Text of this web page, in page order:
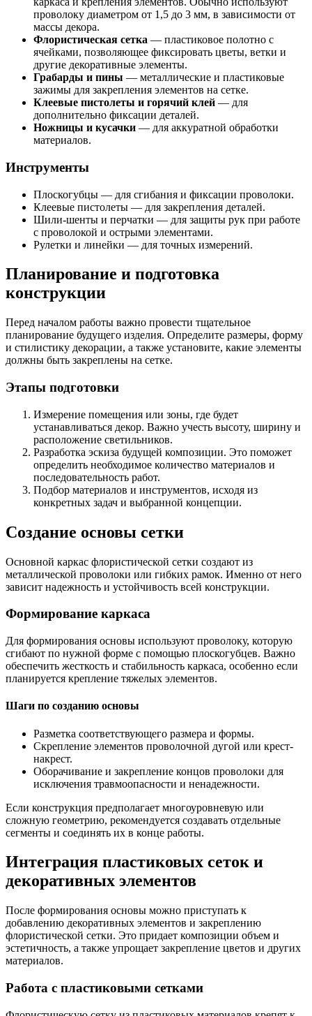
проволоку диаметром от 1,5 до 3 мм, в зависимости от
массы декора.
Флористическая сетка — пластиковое полотно с
ячейками, позволяющее фиксировать цветы, ветки и
другие декоративные элементы.
Грабарды и пины — металлические и пластиковые
зажимы для закрепления элементов на сетке.
Клеевые пистолеты и горячий клей — для
дополнительно фиксации деталей.
Ножницы и кусачки — для аккуратной обработки
материалов.
Инструменты
Плоскогубцы — для сгибания и фиксации проволоки.
Клеевые пистолеты — для закрепления деталей.
Шили-шенты и перчатки — для защиты рук при работе
с проволокой и острыми элементами.
Рулетки и линейки — для точных измерений.
Планирование и подготовка
конструкции
Перед началом работы важно провести тщательное
планирование будущего изделия. Определите размеры, форму
и стилистику декорации, а также установите, какие элементы
должны быть закреплены на сетке.
Этапы подготовки
Измерение помещения или зоны, где будет
устанавливаться декор. Важно учесть высоту, ширину и
расположение светильников.
Разработка эскиза будущей композиции. Это поможет
определить необходимое количество материалов и
последовательность работ.
Подбор материалов и инструментов, исходя из
конкретных задач и выбранной концепции.
Создание основы сетки
Основной каркас флористической сетки создают из
металлической проволоки или гибких рамок. Именно от него
зависит надежность и устойчивость всей конструкции.
Формирование каркаса
Для формирования основы используют проволоку, которую
сгибают по нужной форме с помощью плоскогубцев. Важно
обеспечить жесткость и стабильность каркаса, особенно если
планируется крепление тяжелых элементов.
Шаги по созданию основы
Разметка соответствующего размера и формы.
Скрепление элементов проволочной дугой или крест-
накрест.
Оборачивание и закрепление концов проволоки для
исключения травмоопасности и ненадежности.
Если конструкция предполагает многоуровневую или
сложную геометрию, рекомендуется создавать отдельные
сегменты и соединять их в конце работы.
Интеграция пластиковых сеток и
декоративных элементов
После формирования основы можно приступать к
добавлению декоративных элементов и закреплению
флористической сетки. Это придает композиции объем и
эстетичность, а также упрощает закрепление цветов и других
материалов.
Работа с пластиковыми сетками